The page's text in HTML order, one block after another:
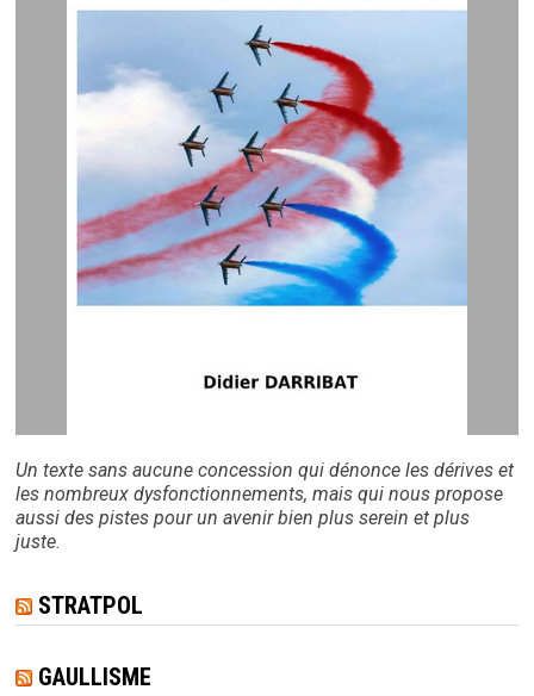
Un texte sans aucune concession qui dénonce les dérives et
les nombreux dysfonctionnements, mais qui nous propose
aussi des pistes pour un avenir bien plus serein et plus
juste.
STRATPOL
GAULLISME